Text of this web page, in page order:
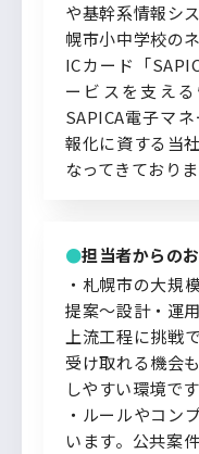
や基幹系情報シ
幌市小中学校の
ICカード「
ービスを支え
SAPICA電子マ
報化に資する当
なってきておりま
担当者からの
・札幌市の大規
提案～設計・運
上流工程に挑戦
受け取れる機会
しやすい環境です
・ルールやコン
います。公共案